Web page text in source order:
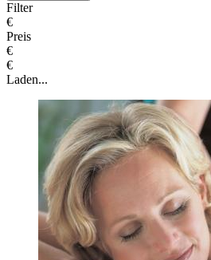
Filter
€
Preis
€
€
Laden...